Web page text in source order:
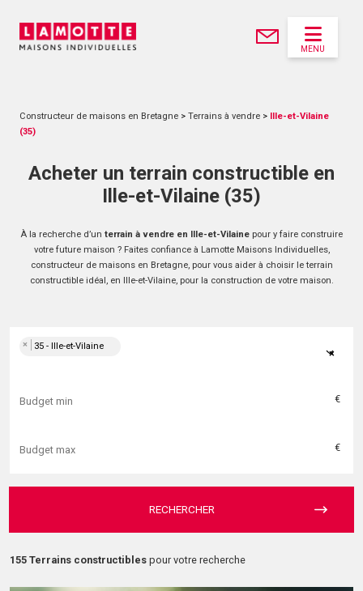
MENU
Constructeur de maisons en Bretagne > Terrains à vendre > Ille-et-Vilaine
(35)
Acheter un terrain constructible en
Ille-et-Vilaine (35)
À la recherche d’un terrain à vendre en Ille-et-Vilaine pour y faire construire
votre future maison ? Faites confiance à Lamotte Maisons Individuelles,
constructeur de maisons en Bretagne, pour vous aider à choisir le terrain
constructible idéal, en Ille-et-Vilaine, pour la construction de votre maison.
×
× 35 - Ille-et-Vilaine
€
€
RECHERCHER
155 Terrains constructibles pour votre recherche